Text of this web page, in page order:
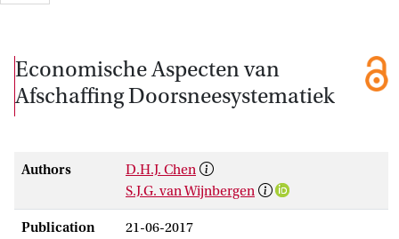
Economische Aspecten van
Afschaffing Doorsneesystematiek
Authors
D.H.J. Chen
S.J.G. van Wijnbergen
Publication
21-06-2017